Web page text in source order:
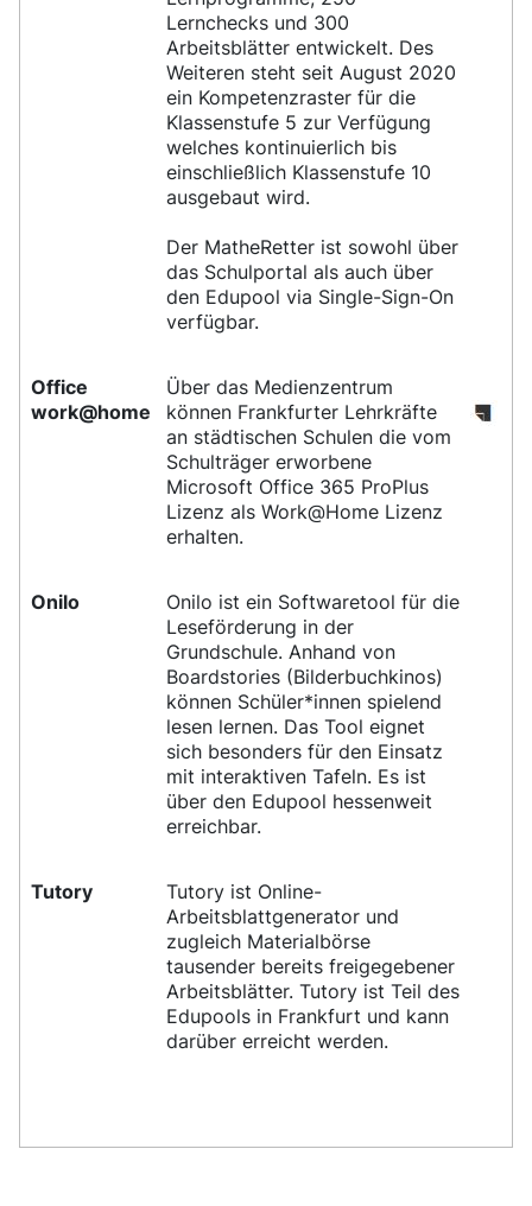
Lernchecks und 300
Arbeitsblätter entwickelt. Des
Weiteren steht seit August 2020
ein Kompetenzraster für die
Klassenstufe 5 zur Verfügung
welches kontinuierlich bis
einschließlich Klassenstufe 10
ausgebaut wird.
Der MatheRetter ist sowohl über
das Schulportal als auch über
den Edupool via Single-Sign-On
verfügbar.
Office
work@home
Über das Medienzentrum
können Frankfurter Lehrkräfte
an städtischen Schulen die vom
Schulträger erworbene
Microsoft Office 365 ProPlus
Lizenz als Work@Home Lizenz
erhalten.
Onilo
Onilo ist ein Softwaretool für die
Leseförderung in der
Grundschule. Anhand von
Boardstories (Bilderbuchkinos)
können Schüler*innen spielend
lesen lernen. Das Tool eignet
sich besonders für den Einsatz
mit interaktiven Tafeln. Es ist
über den Edupool hessenweit
erreichbar.
Tutory
Tutory ist Online-
Arbeitsblattgenerator und
zugleich Materialbörse
tausender bereits freigegebener
Arbeitsblätter. Tutory ist Teil des
Edupools in Frankfurt und kann
darüber erreicht werden.